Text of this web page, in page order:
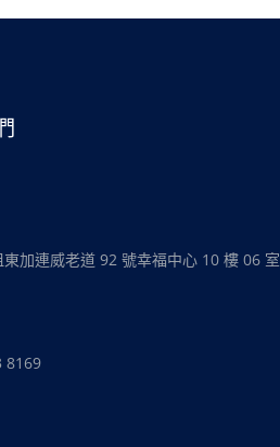
加連威老道 92 號幸福中心 10 樓 06 室
8169